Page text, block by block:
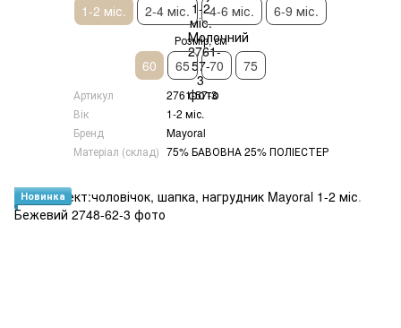
1-2 міс. 2-4 міс. 4-6 міс. 6-9 міс.
Розмір, см
60 65 70 75
Артикул
2761-57-3
Вік
1-2 міс.
Бренд
Mayoral
Матеріал (склад) 75% БАВОВНА 25% ПОЛІЕСТЕР
Новинка